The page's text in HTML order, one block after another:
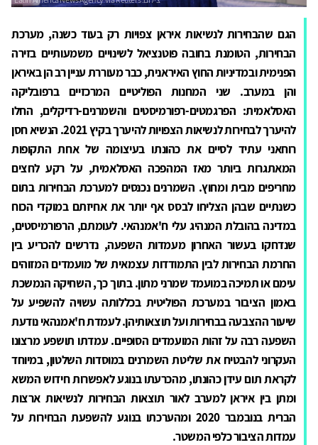
הגם שהבחירות לנשיאות איראן צפויות רק בעוד כשנה, מערכת
הבחירות, הטומנת בחובה פוטנציאל לשינויים משמעותיים בזירה
הפנימית ובמדיניות החוץ האיראנית, כבר מעוררת עניין רב הן באיראן
והן במערב. שני המחנות הפוליטיים המרכזיים ברפובליקה
האסלאמית: הפרגמטים-רפורמיסטים והשמרנים-רדיקלים, החלו
להיערך לבחירות לנשיאות הצפויות להיערך בקיץ 2021. הנשיא חסן
רוחאני עתיד לסיים את כהונתו בעיצומה של אחת התקופות
המאתגרות ביותר מאז המהפכה האסלאמית, על רקע לחצים
מחריפים מבית ומחוץ. השמרנים נכנסים למערכת הבחירות בתום
כשנתיים שבהן הצליחו לבסס אף יותר את אחיזתם במוקדי הכוח
במדינה בהובלת המנהיג עלי ח'אמנהאי. לעומתם, הרפורמיסטים,
שנדחקו בעשור האחרון מעמדות השפעה, נדרשים להכריע בין
החרמת הבחירות לבין התמודדות עצמאית של מועמדים המזוהים
עימם או תמיכה במועמד שמרני מתון. בתוך כך, השחיקה הנמשכת
באמון הציבור במערכת הפוליטית בכללותה עשויה להשפיע על
שיעור ההצבעה בבחירות ועל תוצאותיהן. לעמדת ח'אמנהאי נודעת
השפעה רבה על זהות המועמדים הסופיים. עמדתו תושפע מרצונו
העקרוני להבטיח את שליטת השמרנים במוסדות השלטון, במיוחד
לקראת תום עידן כהונתו, מהכרעתו בנוגע לאפשרות חידוש המשא
ומתן בין איראן למערב לאור תוצאות הבחירות לנשיאות ארצות
הברית בנובמבר 2020 ומהערכתו בנוגע להשפעת הבחירות על
עמדות הציבור כלפי המשטר.